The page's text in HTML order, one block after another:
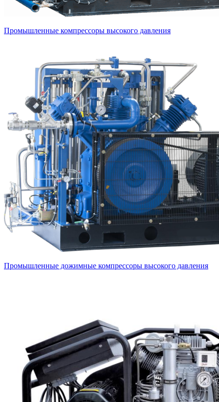
Промышленные компрессоры высокого давления
Промышленные дожимные компрессоры высокого давления